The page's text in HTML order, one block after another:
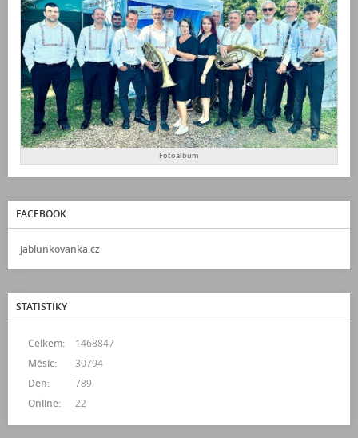
Fotoalbum
FACEBOOK
jablunkovanka.cz
STATISTIKY
Online: 22
Celkem:
1468847
Měsíc:
30794
Den:
789